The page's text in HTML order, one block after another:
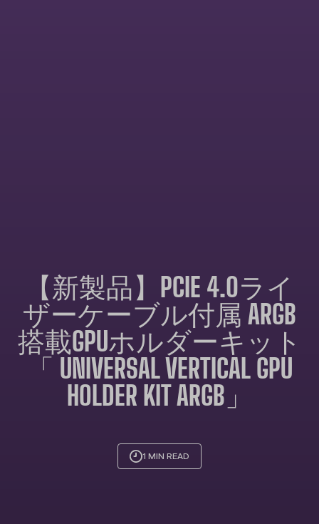
【新製品】PCIE 4.0ライ
ザーケーブル付属 ARGB
搭載GPUホルダーキット
「 UNIVERSAL VERTICAL GPU
HOLDER KIT ARGB」
1 MIN READ